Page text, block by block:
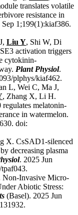
translates volatile
resistance in
Sep 1;199(1):kiaf386.
Liu Y, Shi W, Di
activation triggers
cytokinin-
Plant Physiol.
plphys/kiaf462.
L, Wei C, Ma J,
, Zhang X, Li H.
melatonin-
in watermelon.
doi:
X. CsSAD1-silenced
decreasing plasma
. 2025 Jun
Non-Invasive Micro-
Abiotic Stress:
(Basel). 2025 Jun